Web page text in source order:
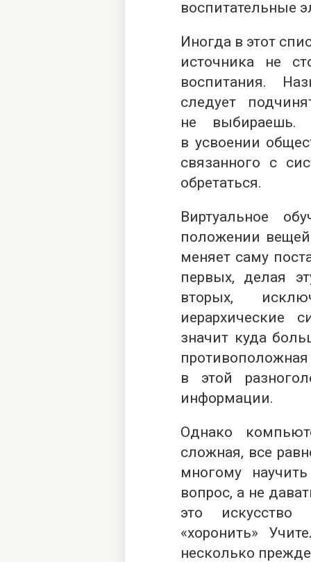
воспитательные
Иногда в этот
источника не
воспитания.
следует
не
в усвоении
связанного с
обретаться.
Виртуальное
положении
меняет саму
первых, делая
вторых,
иерархические
значит куда
противоположная
в этой
информации.
Однако
сложная, все
многому
вопрос, а не
это искусство
«хоронить»
несколько